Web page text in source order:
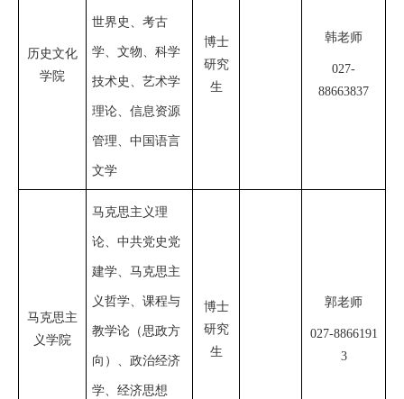
历史文化
学院
世界史、考古
学 、文物、科学
技术史、艺术学
理论 、信息资源
管理、中国语言
文学
博士
研究
生
韩老师
027-
88663837
马克思主
义学院
马克思主义理
论、中共党史党
建学、马克思主
义哲学、课程与
教学论（思政方
向）、政治经济
学、经济思想
博士
研究
生
郭老师
027-8866191
3